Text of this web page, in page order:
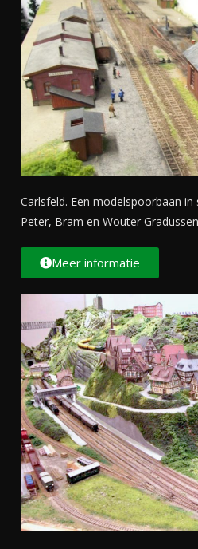
Carlsfeld. Een modelspoorbaan
Peter, Bram en Wouter
Meer informatie